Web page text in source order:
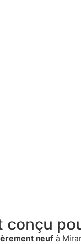
neuf à